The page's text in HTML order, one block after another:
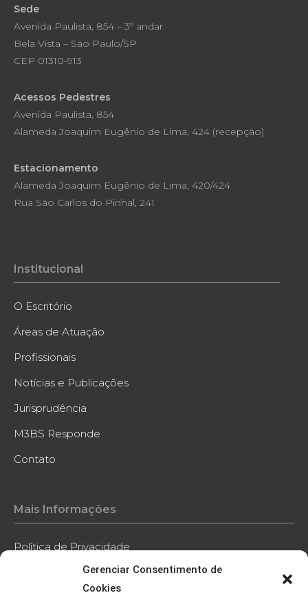
Gerenciar Consentimento de
Cookies
Sede
Avenida Paulista, 854 – 3º andar
Bela Vista – São Paulo/SP
CEP 01310-913
Acessos Pedestres
Avenida Paulista, 854
Alameda Joaquim Eugênio de Lima, 424 (recepção)
Estacionamento
Alameda Joaquim Eugênio de Lima, 420/424
Rua São Carlos do Pinhal, 241
Institucional
O Escritório
Áreas de Atuação
Profissionais
Notícias e Publicações
Jurisprudência
M3BS Responde
Contato
Mais Informações
Política de Privacidade
Política de Cookies